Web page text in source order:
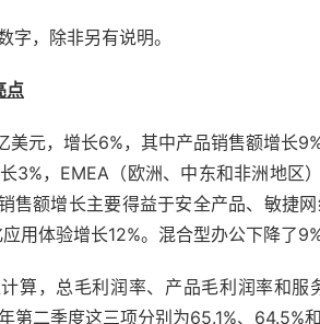
字，除非另有说明。
点
美元，增长6%，其中产品销售额增长
3%，EMEA（欧洲、中东和非洲地区
售额增长主要得益于安全产品、敏捷
用体验增长12%。混合型办公下降了9%
算，总毛利润率、产品毛利润率和服
第二季度这三项分别为65.1%、64.5%和